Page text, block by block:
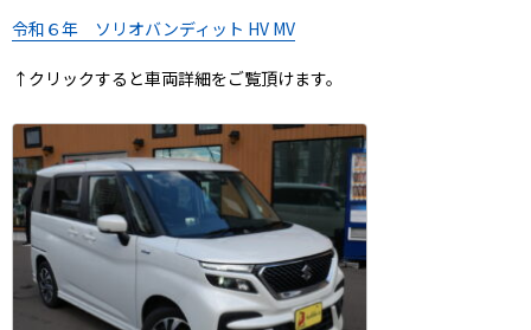
令和６年 ソリオバンディット HV MV
↑クリックすると車両詳細をご覧頂けます。